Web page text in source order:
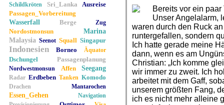
Schildkröten Sri_Lanka
Ausreise
Passagen_Vorbereitung
Wasserfall
Berge Zug
Nordostmonsun
Marina
Malaysia Seenot Squall Singapur
Indonesien Borneo Äquator
Dschungel Passagenplanung
Nordwestmonsun Affen Seegang
Radar Erdbeben Tanken Komodo
Drachen Mantarochen
Essen_Gehen
Navigation
Bereits vor ein
Unser Angelalarm,
waren durch den Ruck
runtergefallen, sondern
Ich hatte gerade meine
dann, wenn es am
Christian: „Ich komme
wir immer zu zweit. Ich
arbeitet mit dem Gaff,
unserem größten Fang,
ich es nicht mehr alleine